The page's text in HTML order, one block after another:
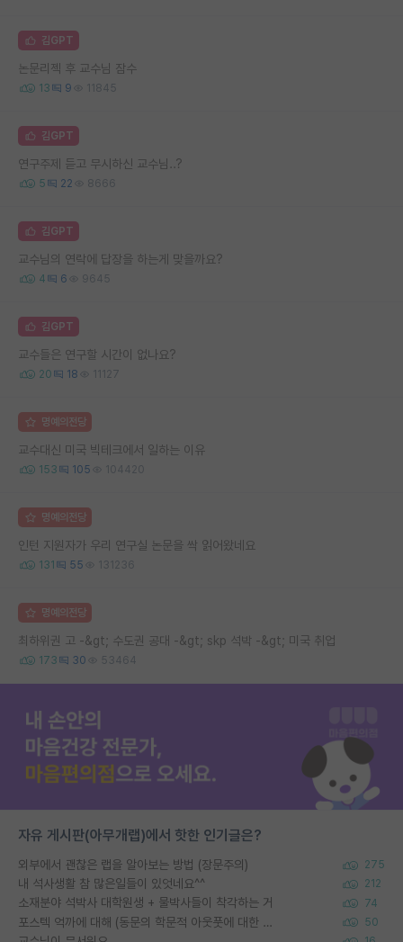
김GPT
논문리젝 후 교수님 잠수
13 9 11845
김GPT
연구주제 듣고 무시하신 교수님..?
5 22 8666
김GPT
교수님의 연락에 답장을 하는게 맞을까요?
4 6 9645
김GPT
교수들은 연구할 시간이 없나요?
20 18 11127
명예의전당
교수대신 미국 빅테크에서 일하는 이유
153 105 104420
명예의전당
인턴 지원자가 우리 연구실 논문을 싹 읽어왔네요
131 55 131236
명예의전당
최하위권 고 -&gt; 수도권 공대 -&gt; skp 석박 -&gt; 미국 취업
173 30 53464
자유 게시판(아무개랩)에서 핫한 인기글은?
외부에서 괜찮은 랩을 알아보는 방법 (장문주의) 275
내 석사생활 참 많은일들이 있엇네요^^ 212
소재분야 석박사 대학원생 + 물박사들이 착각하는 거 74
포스텍 억까에 대해 (동문의 학문적 아웃풋에 대한 반박) 50